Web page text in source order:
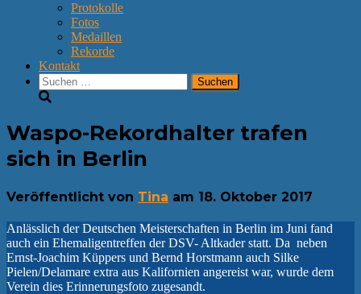
Protokolle
Fotos
Medaillen
Rekorde
Kontakt
Suchen
nach:
Waspo-Rekordhalter trafen
sich in Berlin
Veröffentlicht von Tina am 18. Oktober 2017
Anlässlich der Deutschen Meisterschaften in Berlin im Juni fand
auch ein Ehemaligentreffen der DSV- Altkader statt. Da neben
Ernst-Joachim Küppers und Bernd Horstmann auch Silke
Pielen/Delamare extra aus Kalifornien angereist war, wurde dem
Verein dies Erinnerungsfoto zugesandt.